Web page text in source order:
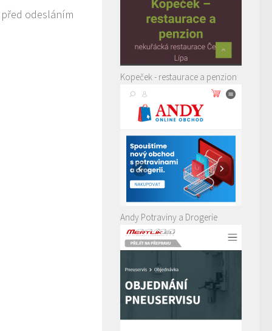
odesláním
Kopeček - restaurace a penzion
Andy Potraviny a Drogerie